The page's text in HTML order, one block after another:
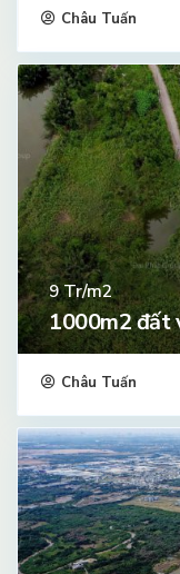
Châu Tuấn
9Tr/m2
1000m2 đất
Châu Tuấn